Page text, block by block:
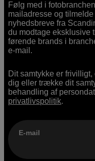
Følg med i
mailadresse og
nyhedsbreve fra
du modtage eksklusive
førende brands i
e-mail.
Dit samtykke er
dig eller trække dit
behandling af
privatlivspolitik.
E-mail